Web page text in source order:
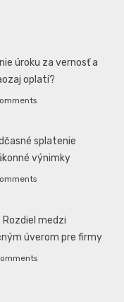
úroku za vernosť a
oplatí?
splatenie
výnimky
medzi
úverom pre firmy